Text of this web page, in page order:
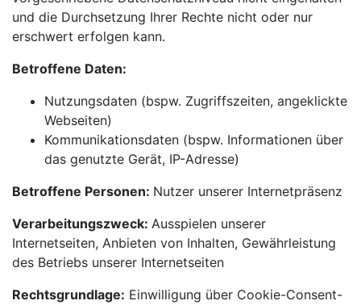
und die Durchsetzung Ihrer Rechte nicht oder nur
erschwert erfolgen kann.
Betroffene Daten:
Nutzungsdaten (bspw. Zugriffszeiten, angeklickte
Webseiten)
Kommunikationsdaten (bspw. Informationen über
das genutzte Gerät, IP-Adresse)
Betroffene Personen: Nutzer unserer Internetpräsenz
Verarbeitungszweck: Ausspielen unserer
Internetseiten, Anbieten von Inhalten, Gewährleistung
des Betriebs unserer Internetseiten
Rechtsgrundlage: Einwilligung über Cookie-Consent-